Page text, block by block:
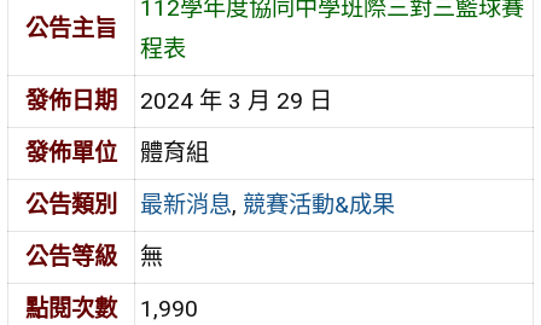
公告主旨
112學年度協同中學班際三對三籃球賽
程表
發佈日期
2024 年 3 月 29 日
發佈單位
體育組
公告類別
最新消息, 競賽活動&成果
公告等級
無
點閱次數
1,990